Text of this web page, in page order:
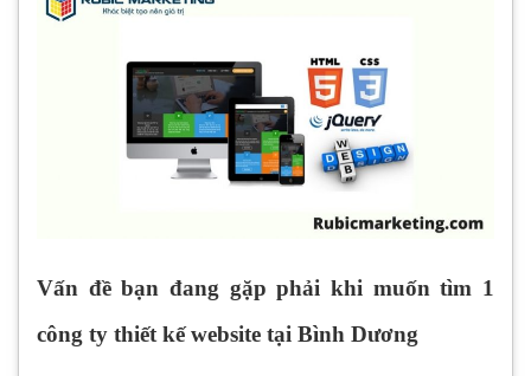
Vấn đề bạn đang gặp phải khi muốn tìm 1
công ty thiết kế website tại Bình Dương